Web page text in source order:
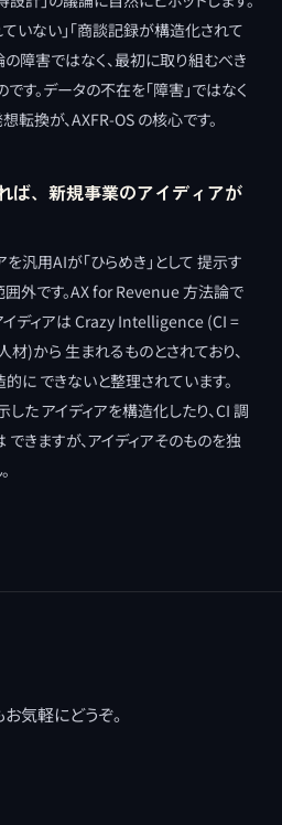
いない」「商談記録が構造化されて
の障害ではなく、最初に取り組むべき
す。データの不在を「障害」ではなく
転換が、AXFR-OS の核心です。
ば、新規事業のアイディアが
汎用AIが「ひらめき」として 提示す
囲外です。AX for Revenue 方法論で
ディアは Crazy Intelligence (CI =
)から 生まれるものとされており、
に できないと整理されています。
た アイディアを構造化したり、CI 調
きますが、アイディアそのものを独
気軽にどうぞ。